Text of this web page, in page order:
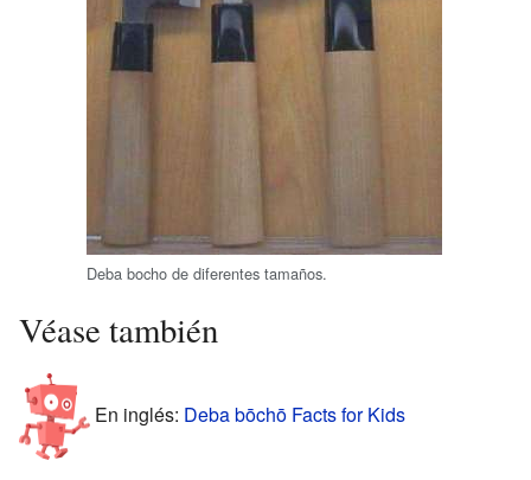
Deba bocho de diferentes tamaños.
Véase también
En inglés: Deba bōchō Facts for Kids